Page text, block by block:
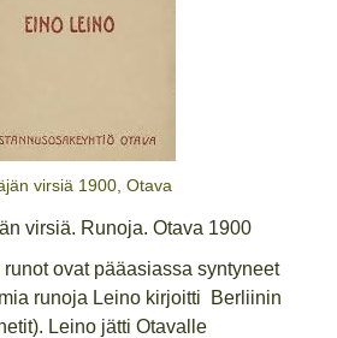
virsiä 1900, Otava
virsiä. Runoja. Otava 1900
ovat pääasiassa syntyneet
runoja Leino kirjoitti Berliinin
Leino jätti Otavalle